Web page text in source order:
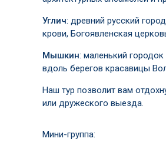
Углич: древний русский
крови, Богоявленская
Мышкин: маленький
вдоль берегов красавицы
Наш тур позволит вам
или дружеского выезда.
Мини-группа: